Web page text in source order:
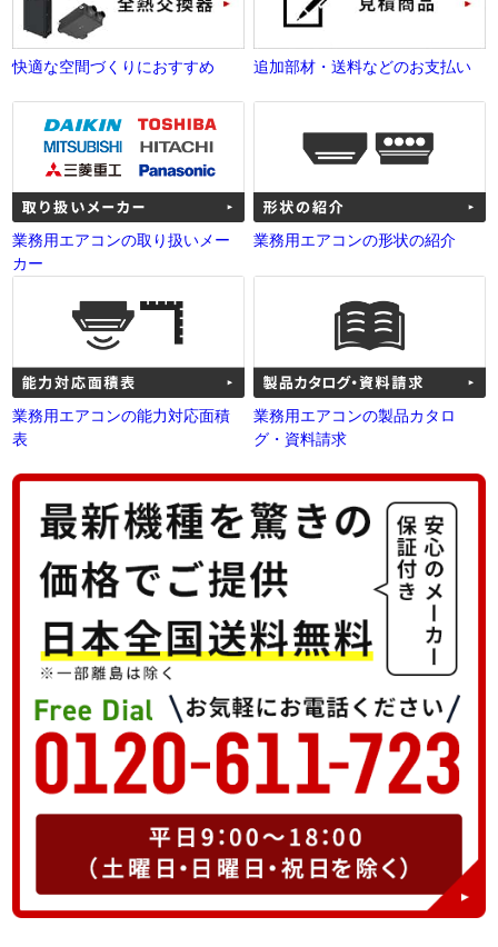
快適な空間づくりにおすすめ 追加部材・送料などのお支払い
業務用エアコンの取り扱いメー
カー
業務用エアコンの形状の紹介
業務用エアコンの能力対応面積
表
業務用エアコンの製品カタロ
グ・資料請求